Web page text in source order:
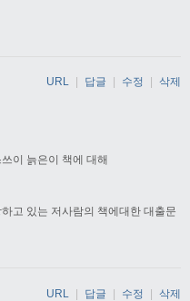
이 늙은이 책에 대해
고 있는 저사람의 책에대한 대출문
URL 답글 수정 삭제
URL | 답글 | 수정 | 삭제